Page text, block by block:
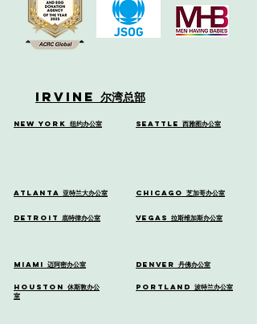
Irvine 尔湾总部
New York 纽约办公室 Seattle 西雅图办公室
Atlanta 亚特兰大办公室
Detroit 底特律办公室
Miami 迈阿密办公室
Houston 休斯敦办公
室
Chicago 芝加哥办公室
Vegas 拉斯维加斯办公室
Denver 丹佛办公室
Portland 波特兰办公室